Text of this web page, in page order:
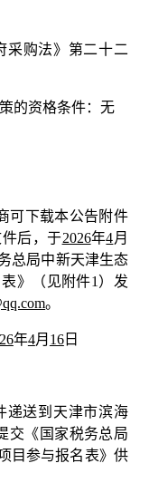
采购法》第二十二
的资格条件：无
可下载本公告附件
后，于2026年4月
总局中新天津生态
》（见附件1）发
。
年4月 16日
递送到天津市滨海
交《国家税务总局
目参与报名表》供